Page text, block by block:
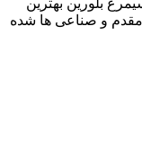
بلورین بهترین
مقدم و صناعی ها شده